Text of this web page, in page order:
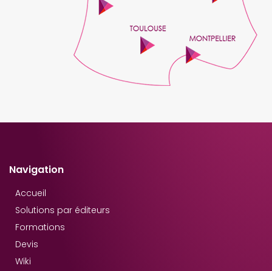
Navigation
Accueil
Solutions par éditeurs
Formations
Devis
Wiki